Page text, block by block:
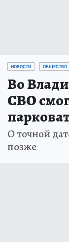
НОВОСТИ ОБЩЕСТВО
Во
СВО
О точной
позже